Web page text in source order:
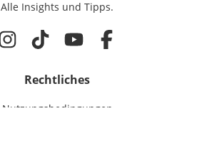
Alle Insights und Tipps.
Rechtliches
Nutzungsbedingungen